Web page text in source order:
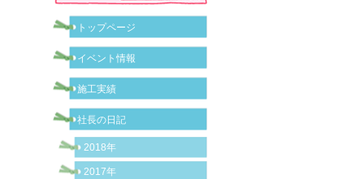
トップページ
イベント情報
施工実績
社長の日記
2018年
2017年